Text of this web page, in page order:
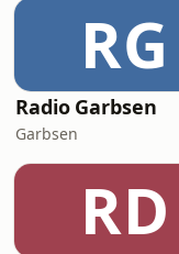
RG
Radio Garbsen
Garbsen
RD